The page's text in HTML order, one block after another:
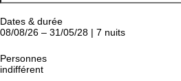
Dates & durée
08/08/26 – 31/05/28 | 7 nuits
Personnes
indifférent